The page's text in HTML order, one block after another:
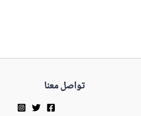
تواصل معنا